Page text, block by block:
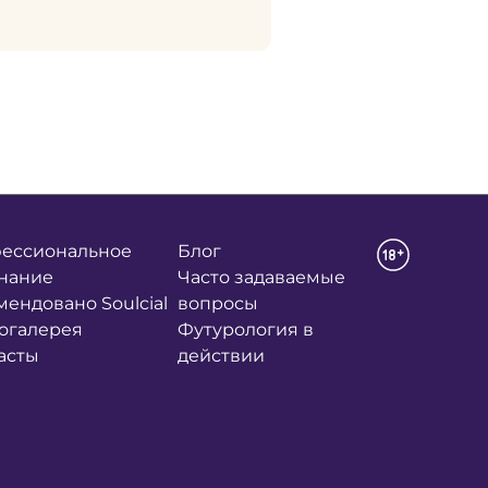
Soulcial
Блог
Часто задаваемые
вопросы
Футурология в
действии